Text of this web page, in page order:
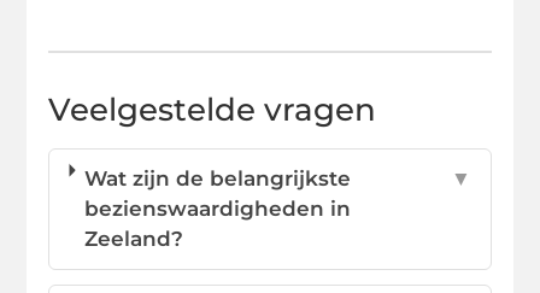
Veelgestelde vragen
Wat zijn de belangrijkste
bezienswaardigheden in
Zeeland?
▼